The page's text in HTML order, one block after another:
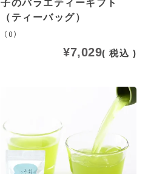
子のバラエティーギフト
（ティーバッグ）
（0）
¥7,029 税込